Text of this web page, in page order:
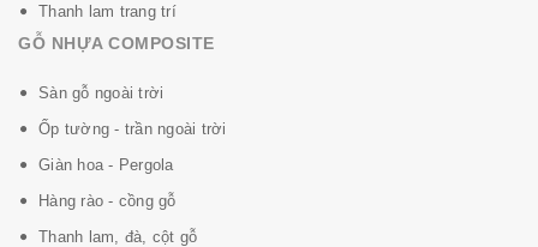
Thanh lam trang trí
GỖ NHỰA COMPOSITE
Sàn gỗ ngoài trời
Ốp tường - trần ngoài trời
Giàn hoa - Pergola
Hàng rào - cồng gỗ
Thanh lam, đà, cột gỗ